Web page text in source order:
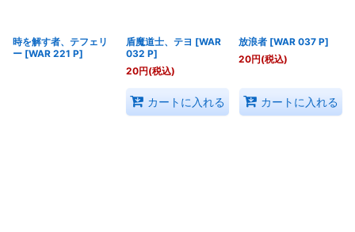
時を解す者、テフェリ
ー [WAR 221 P]
盾魔道士、テヨ [WAR
032 P]
20円(税込)
カートに入れる
放浪者 [WAR 037 P]
20円(税込)
カートに入れる